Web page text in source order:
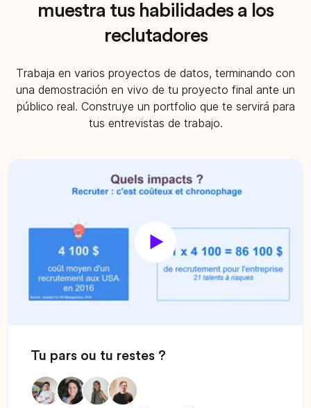
muestra tus habilidades a los
reclutadores
Trabaja en varios proyectos de datos, terminando con
una demostración en vivo de tu proyecto final ante un
público real. Construye un portfolio que te servirá para
tus entrevistas de trabajo.
Tu pars ou tu restes ?